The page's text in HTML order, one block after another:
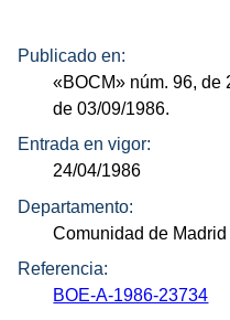
Publicado en:
«BOCM» núm. 96, de
de 03/09/1986.
Entrada en vigor:
24/04/1986
Departamento:
Comunidad de Madrid
Referencia:
BOE-A-1986-23734